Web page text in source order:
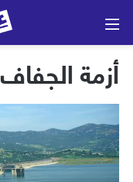
أزمة الجفاف